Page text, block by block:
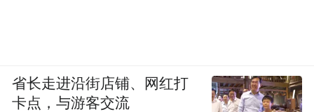
省长走进沿街店铺、网红打
卡点，与游客交流